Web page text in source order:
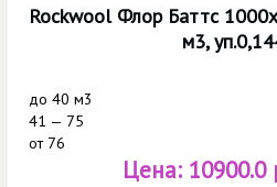
Rockwool Флор Баттс
м3,
до 40 м3
41 — 75
от76
Цена: 10900.0